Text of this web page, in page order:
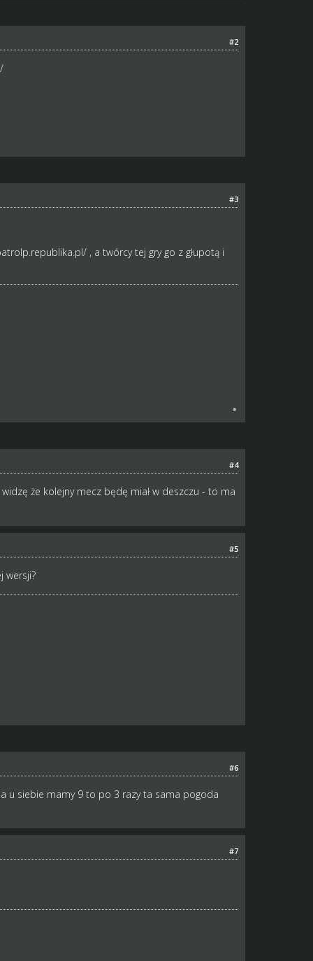
#2
#3
, a twórcy tej gry go z głupotą i
#4
że kolejny mecz będę miał w deszczu - to ma
#5
wersji?
#6
u siebie mamy 9 to po 3 razy ta sama pogoda
#7